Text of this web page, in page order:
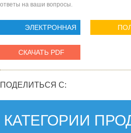
ответы на ваши вопросы.
ЭЛЕКТРОННАЯ
СКАЧАТЬ PDF
ПОДЕЛИТЬСЯ С:
КАТЕГОРИИ